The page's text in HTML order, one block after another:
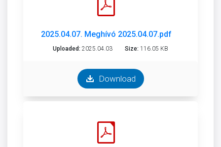
2025.04.07. Meghívó 2025.04.07.pdf
Uploaded: 2025.04.03 Size: 116.05 KB
Download